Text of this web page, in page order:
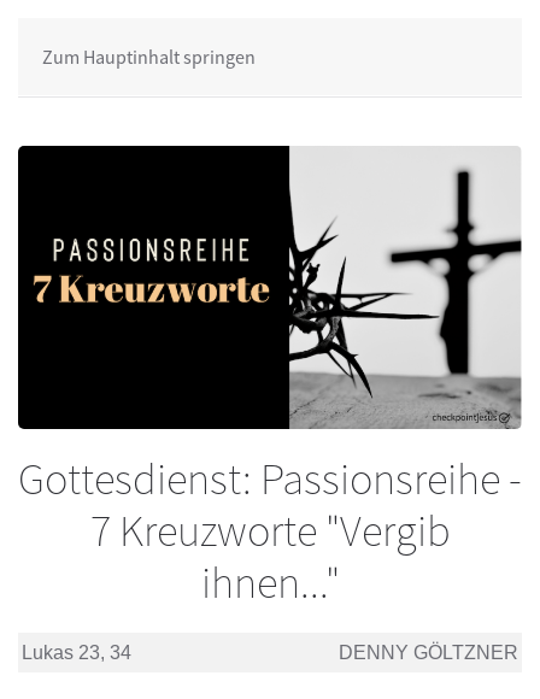
Zum Hauptinhalt springen
Gottesdienst: Passionsreihe -
7 Kreuzworte "Vergib
ihnen..."
Lukas 23, 34 DENNY GÖLTZNER